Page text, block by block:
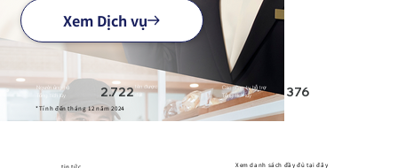
Xem Dịch vụ
Người ủng hộ
Tổng tích lũy
2.722 tên được
đặt
*Tính đến tháng 12 năm 2024
Các công ty hỗ trợ
Tổng tích lũy
376
Xem danh sách đầy đủ tại đây